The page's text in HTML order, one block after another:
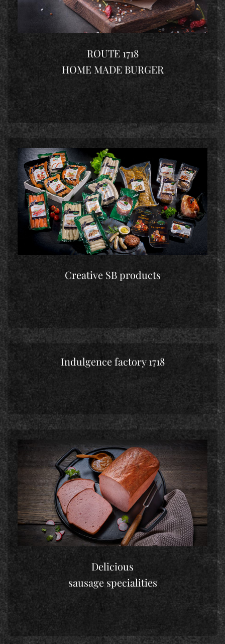
ROUTE 1718
HOME MADE BURGER
Creative SB products
Indulgence factory 1718
Delicious
sausage specialities